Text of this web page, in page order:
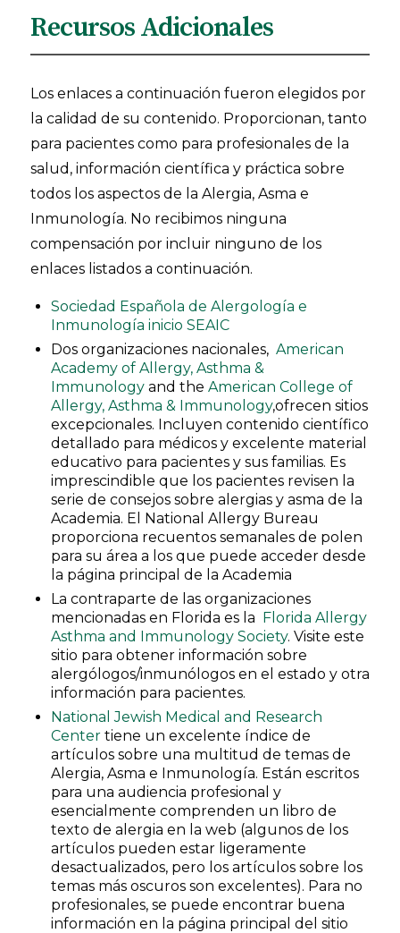
Recursos Adicionales
Los enlaces a continuación fueron elegidos por
la calidad de su contenido. Proporcionan, tanto
para pacientes como para profesionales de la
salud, información científica y práctica sobre
todos los aspectos de la Alergia, Asma e
Inmunología. No recibimos ninguna
compensación por incluir ninguno de los
enlaces listados a continuación.
Sociedad Española de Alergología e
Inmunología inicio SEAIC
Dos organizaciones nacionales, American
Academy of Allergy, Asthma &
Immunologyand the American College of
Allergy, Asthma & Immunology,ofrecen sitios
excepcionales. Incluyen contenido científico
detallado para médicos y excelente material
educativo para pacientes y sus familias. Es
imprescindible que los pacientes revisen la
serie de consejos sobre alergias y asma de la
Academia. El National Allergy Bureau
proporciona recuentos semanales de polen
para su área a los que puede acceder desde
la página principal de la Academia
La contraparte de las organizaciones
mencionadas en Florida es la Florida Allergy
Asthma and Immunology Society. Visite este
sitio para obtener información sobre
alergólogos/inmunólogos en el estado y otra
información para pacientes.
National Jewish Medical and Research
Centertiene un excelente índice de
artículos sobre una multitud de temas de
Alergia, Asma e Inmunología. Están escritos
para una audiencia profesional y
esencialmente comprenden un libro de
texto de alergia en la web (algunos de los
artículos pueden estar ligeramente
desactualizados, pero los artículos sobre los
temas más oscuros son excelentes). Para no
profesionales, se puede encontrar buena
información en la página principal del sitio